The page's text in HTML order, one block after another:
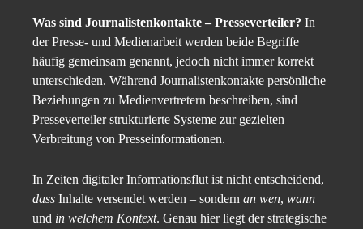
Was sind Journalistenkontakte – Presseverteiler? In
der Presse- und Medienarbeit werden beide Begriffe
häufig gemeinsam genannt, jedoch nicht immer korrekt
unterschieden. Während Journalistenkontakte persönliche
Beziehungen zu Medienvertretern beschreiben, sind
Presseverteiler strukturierte Systeme zur gezielten
Verbreitung von Presseinformationen.
In Zeiten digitaler Informationsflut ist nicht entscheidend,
dass Inhalte versendet werden – sondern an wen, wann
und in welchem Kontext. Genau hier liegt der strategische